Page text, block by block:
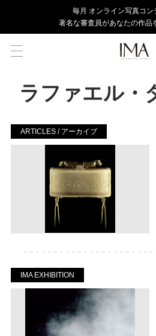
毎⽉ オンライン写真コン
著名な審査員があなたの作品
ラファエル・
ARTICLES / アーカイブ
IMA EXHIBITION